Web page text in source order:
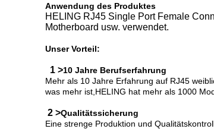
Anwendung des Produktes
HELING RJ45 Single Port Female
Motherboard usw. verwendet.
Unser Vorteil:
1 >10 Jahre Berufserfahrung
Mehr als 10 Jahre Erfahrung auf RJ45
was mehr ist,HELING hat mehr als 1000
2 >Qualitätssicherung
Eine strenge Produktion und